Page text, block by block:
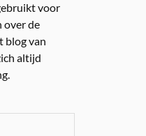
voor
over de
blog van
altijd